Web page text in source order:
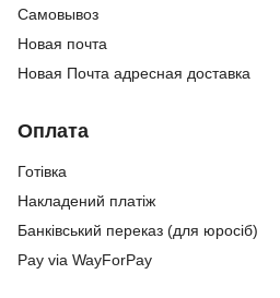
Cамовывоз
Новая почта
Новая Почта адресная доставка
Оплата
Готівка
Накладений платіж
Банківський переказ (для юросіб)
Pay via WayForPay